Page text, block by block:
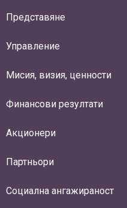
Представяне
Управление
Мисия, визия, ценности
Финансови резултати
Акционери
Партньори
Социална ангажираност